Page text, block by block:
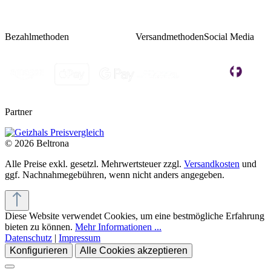
Bezahlmethoden VersandmethodenSocial Media
Partner
© 2026 Beltrona
Alle Preise exkl. gesetzl. Mehrwertsteuer zzgl. Versandkosten und
ggf. Nachnahmegebühren, wenn nicht anders angegeben.
Diese Website verwendet Cookies, um eine bestmögliche Erfahrung
bieten zu können. Mehr Informationen ...
Datenschutz | Impressum
Konfigurieren
Alle Cookies akzeptieren